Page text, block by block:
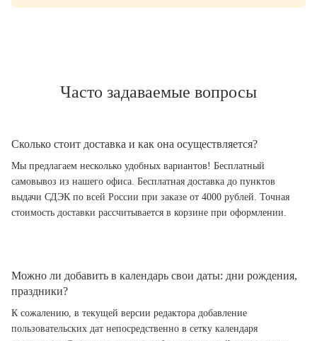
Часто задаваемые вопросы
Сколько стоит доставка и как она осуществляется?
Мы предлагаем несколько удобных вариантов! Бесплатный
самовывоз из нашего офиса. Бесплатная доставка до пунктов
выдачи СДЭК по всей России при заказе от 4000 рублей. Точная
стоимость доставки рассчитывается в корзине при оформлении.
Можно ли добавить в календарь свои даты: дни рождения,
праздники?
К сожалению, в текущей версии редактора добавление
пользовательских дат непосредственно в сетку календаря